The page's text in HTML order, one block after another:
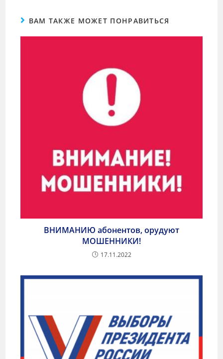
ВАМ ТАКЖЕ МОЖЕТ ПОНРАВИТЬСЯ
ВНИМАНИЮ абонентов, орудуют
МОШЕННИКИ!
17.11.2022